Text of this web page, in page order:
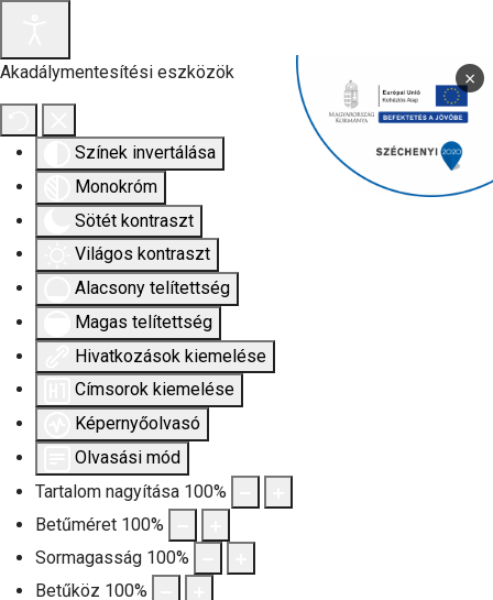
Akadálymentesítési eszközök
Színek invertálása
Monokróm
Sötét kontraszt
Világos kontraszt
Alacsony telítettség
Magas telítettség
Hivatkozások kiemelése
Címsorok kiemelése
Képernyőolvasó
Olvasási mód
Tartalom nagyítása 100%
Betűméret 100%
Sormagasság 100%
Betűköz 100%
×